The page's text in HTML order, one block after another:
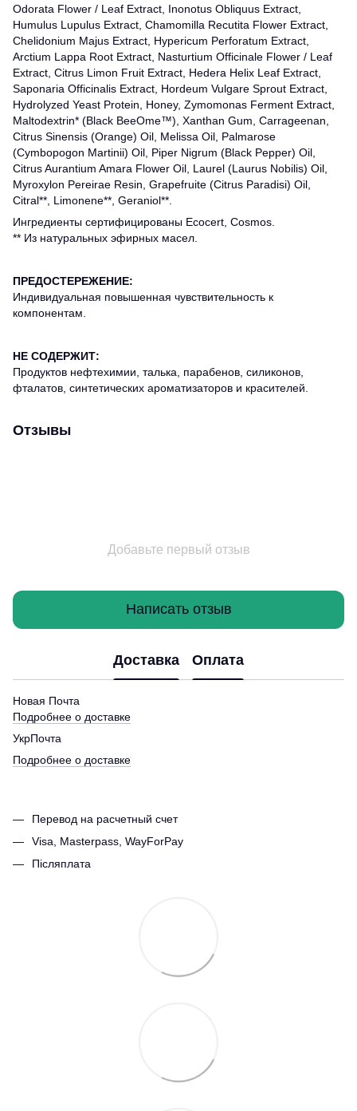
Odorata Flower / Leaf Extract, Inonotus Obliquus Extract,
Humulus Lupulus Extract, Chamomilla Recutita Flower Extract,
Chelidonium Majus Extract, Hypericum Perforatum Extract,
Arctium Lappa Root Extract, Nasturtium Officinale Flower / Leaf
Extract, Citrus Limon Fruit Extract, Hedera Helix Leaf Extract,
Saponaria Officinalis Extract, Hordeum Vulgare Sprout Extract,
Hydrolyzed Yeast Protein, Honey, Zymomonas Ferment Extract,
Maltodextrin* (Black BeeOme™), Xanthan Gum, Carrageenan,
Citrus Sinensis (Orange) Oil, Melissa Oil, Palmarose
(Cymbopogon Martinii) Oil, Piper Nigrum (Black Pepper) Oil,
Citrus Aurantium Amara Flower Oil, Laurel (Laurus Nobilis) Oil,
Myroxylon Pereirae Resin, Grapefruite (Citrus Paradisi) Oil,
Citral**, Limonene**, Geraniol**.
Ингредиенты сертифицированы Ecocert, Cosmos.
** Из натуральных эфирных масел.
ПРЕДОСТЕРЕЖЕНИЕ:
Индивидуальная повышенная чувствительность к
компонентам.
НЕ СОДЕРЖИТ:
Продуктов нефтехимии, талька, парабенов, силиконов,
фталатов, синтетических ароматизаторов и красителей.
Отзывы
Добавьте первый отзыв
Написать отзыв
Доставка Оплата
Новая Почта
Подробнее о доставке
УкрПочта
Подробнее о доставке
Перевод на расчетный счет
Visa, Masterpass, WayForPay
Післяплата